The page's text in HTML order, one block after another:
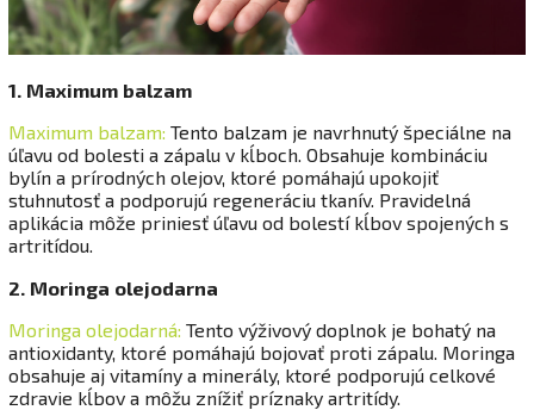
1. Maximum balzam
Maximum balzam: Tento balzam je navrhnutý špeciálne na
úľavu od bolesti a zápalu v kĺboch. Obsahuje kombináciu
bylín a prírodných olejov, ktoré pomáhajú upokojiť
stuhnutosť a podporujú regeneráciu tkanív. Pravidelná
aplikácia môže priniesť úľavu od bolestí kĺbov spojených s
artritídou.
2. Moringa olejodarna
Moringa olejodarná: Tento výživový doplnok je bohatý na
antioxidanty, ktoré pomáhajú bojovať proti zápalu. Moringa
obsahuje aj vitamíny a minerály, ktoré podporujú celkové
zdravie kĺbov a môžu znížiť príznaky artritídy.